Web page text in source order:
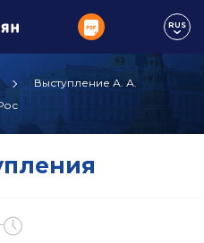
RUS
Выступление А. А.